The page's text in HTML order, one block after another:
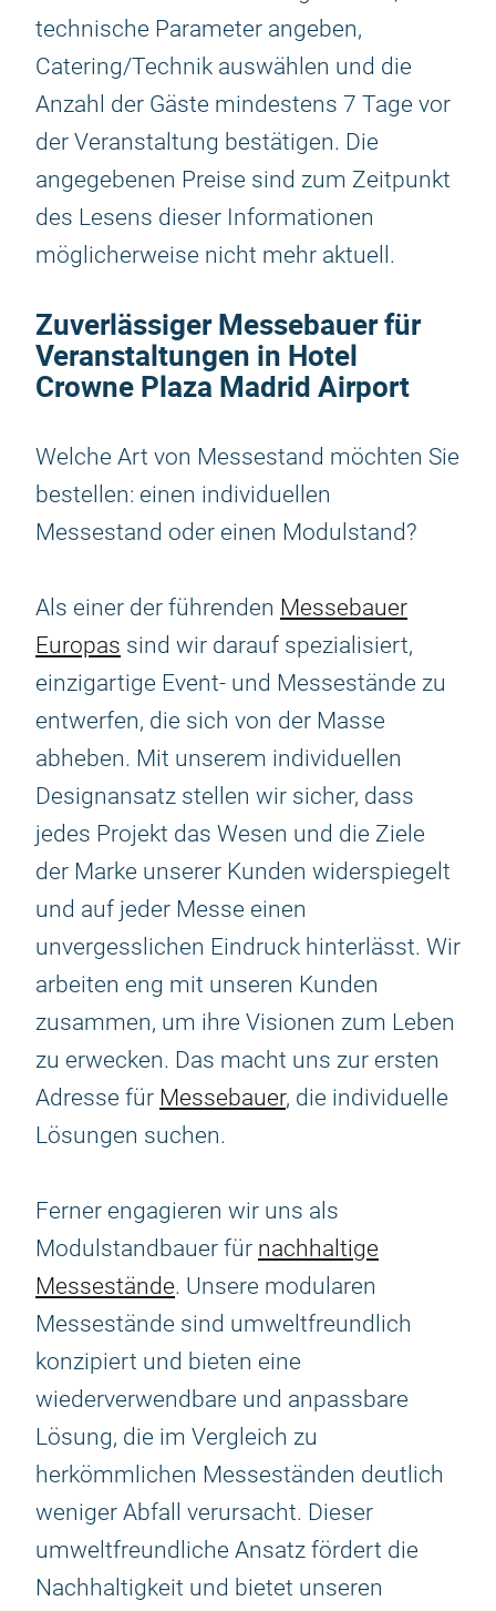
technische Parameter angeben,
Catering/Technik auswählen und die
Anzahl der Gäste mindestens 7 Tage vor
der Veranstaltung bestätigen. Die
angegebenen Preise sind zum Zeitpunkt
des Lesens dieser Informationen
möglicherweise nicht mehr aktuell.
Zuverlässiger Messebauer für
Veranstaltungen in Hotel
Crowne Plaza Madrid Airport
Welche Art von Messestand möchten Sie
bestellen: einen individuellen
Messestand oder einen Modulstand?
Als einer der führenden Messebauer
Europas sind wir darauf spezialisiert,
einzigartige Event- und Messestände zu
entwerfen, die sich von der Masse
abheben. Mit unserem individuellen
Designansatz stellen wir sicher, dass
jedes Projekt das Wesen und die Ziele
der Marke unserer Kunden widerspiegelt
und auf jeder Messe einen
unvergesslichen Eindruck hinterlässt. Wir
arbeiten eng mit unseren Kunden
zusammen, um ihre Visionen zum Leben
zu erwecken. Das macht uns zur ersten
Adresse für Messebauer, die individuelle
Lösungen suchen.
Ferner engagieren wir uns als
Modulstandbauer für nachhaltige
Messestände. Unsere modularen
Messestände sind umweltfreundlich
konzipiert und bieten eine
wiederverwendbare und anpassbare
Lösung, die im Vergleich zu
herkömmlichen Messeständen deutlich
weniger Abfall verursacht. Dieser
umweltfreundliche Ansatz fördert die
Nachhaltigkeit und bietet unseren